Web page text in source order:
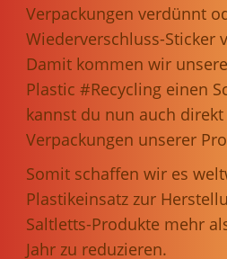
Verpackungen verdünnt
Wiederverschluss-Sticker
Damit kommen wir
Plastic #Recycling einen
kannst du nun auch
Verpackungen unserer
Somit schaffen wir es
Plastikeinsatz zur
Saltletts-Produkte mehr
Jahr zu reduzieren.